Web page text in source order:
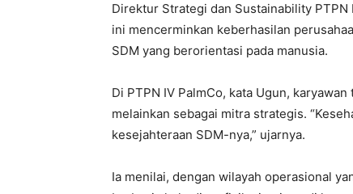
Direktur Strategi dan Sustainability PTPN
ini mencerminkan keberhasilan
SDM yang berorientasi pada manusia.
Di PTPN IV PalmCo, kata Ugun,
melainkan sebagai mitra strategis.
kesejahteraan SDM-nya,” ujarnya.
Ia menilai, dengan wilayah operasional